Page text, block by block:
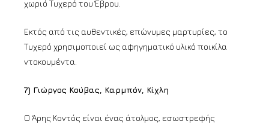
χωριό Τυχερό του Έβρου.
Εκτός από τις αυθεντικές, επώνυμες μαρτυρίες, το
Τυχερό χρησιμοποιεί ως αφηγηματικό υλικό ποικίλα
ντοκουμέντα.
7) Γιώργος Κούβας, Καρμπόν, Κίχλη
Ο Άρης Κοντός είναι ένας άτολμος, εσωστρεφής